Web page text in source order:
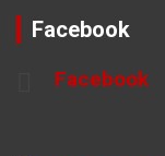
Facebook
Facebook